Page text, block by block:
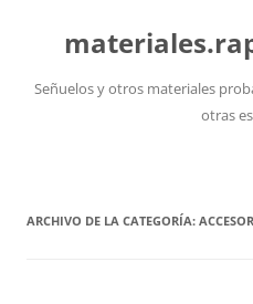
contenido
Señuelos y otros materiales
otras
ARCHIVO DE LA CATEGORÍA: